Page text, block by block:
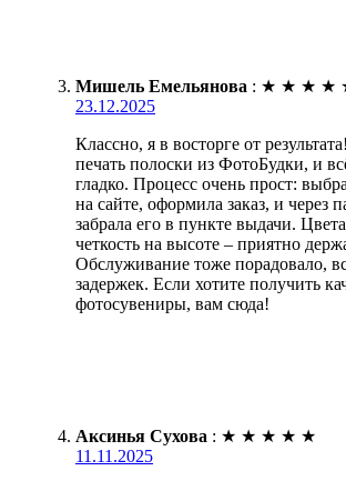
Мишель Емельянова : ★ ★ ★ ★
23.12.2025
Классно, я в восторге от
печать полоски из ФотоБудки, и
гладко. Процесс очень прост:
на сайте, оформила заказ, и через
забрала его в пункте выдачи.
четкость на высоте – приятно
Обслуживание тоже порадовало,
задержек. Если хотите получить
фотосувениры, вам сюда!
Аксинья Сухова : ★ ★ ★ ★ ★
11.11.2025